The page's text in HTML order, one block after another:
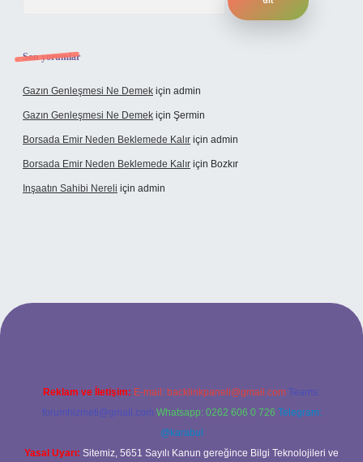
Son yorumlar
Gazın Genleşmesi Ne Demek için admin
Gazın Genleşmesi Ne Demek için Şermin
Borsada Emir Neden Beklemede Kalır için admin
Borsada Emir Neden Beklemede Kalır için Bozkır
Inşaatın Sahibi Nereli için admin
Reklam ve İletişim: E-mail: backlinkpaneli@gmail.com Teams:
forumhizmeti@gmail.com Whatsapp: 0262 606 0 726 Telegram:
@karabul
Yasal Uyarı: Sitemiz, 5651 Sayılı Kanun gereğince Bilgi Teknolojileri ve